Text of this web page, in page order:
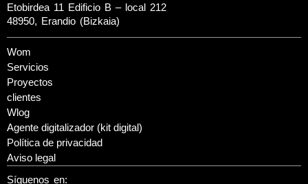
Etobirdea 11 Edificio B – local 212
48950, Erandio (Bizkaia)
Wom
Servicios
Proyectos
clientes
Wlog
Agente digitalizador (kit digital)
Política de privacidad
Aviso legal
Síguenos en: